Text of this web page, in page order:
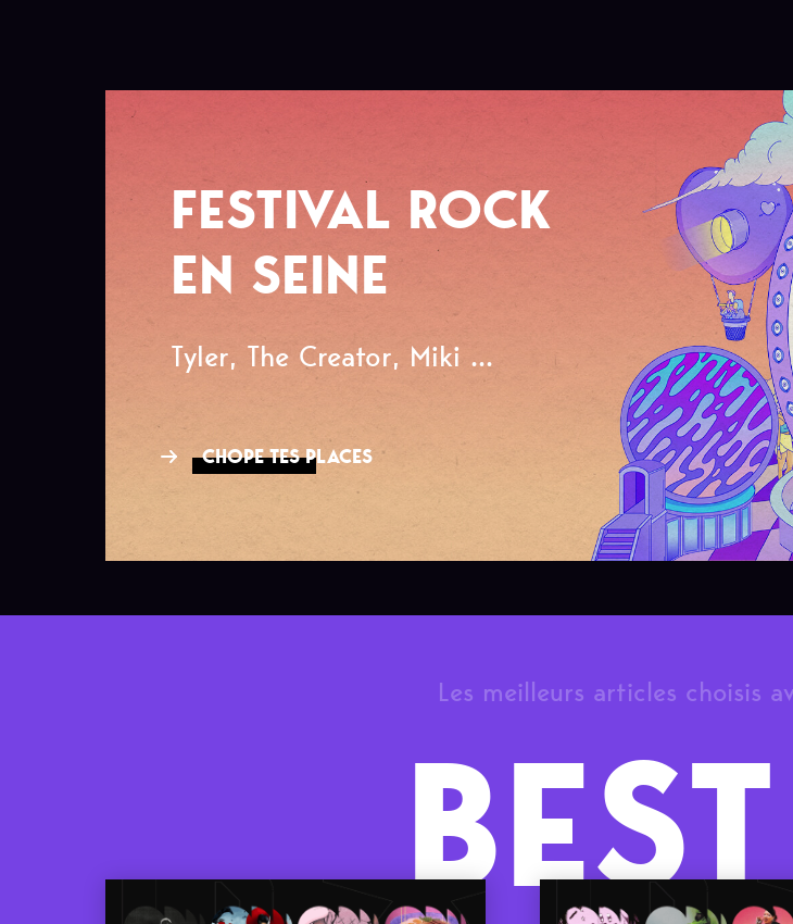
FESTIVAL ROCK
EN SEINE
Tyler, The Creator, Miki ...
CHOPE TES PLACES
Les meilleurs articles choisis